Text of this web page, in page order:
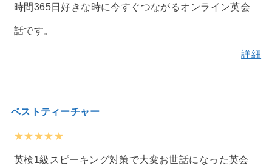
時間365日好きな時に今すぐつながるオンライン英会
話です。
詳細
ベストティーチャー
★★★★★
英検1級スピーキング対策で大変お世話になった英会